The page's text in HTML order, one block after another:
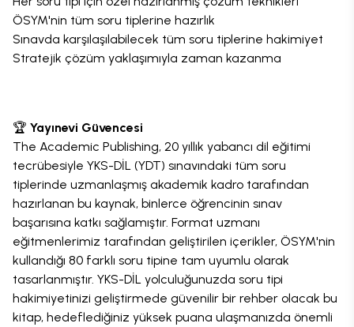
ÖSYM'nin tüm soru tiplerine hazırlık
Sınavda karşılaşılabilecek tüm soru tiplerine hakimiyet
Stratejik çözüm yaklaşımıyla zaman kazanma
🏆 Yayınevi Güvencesi
The Academic Publishing, 20 yıllık yabancı dil eğitimi
tecrübesiyle YKS-DİL (YDT) sınavındaki tüm soru
tiplerinde uzmanlaşmış akademik kadro tarafından
hazırlanan bu kaynak, binlerce öğrencinin sınav
başarısına katkı sağlamıştır. Format uzmanı
eğitmenlerimiz tarafından geliştirilen içerikler, ÖSYM'nin
kullandığı 80 farklı soru tipine tam uyumlu olarak
tasarlanmıştır. YKS-DİL yolculuğunuzda soru tipi
hakimiyetinizi geliştirmede güvenilir bir rehber olacak bu
kitap, hedeflediğiniz yüksek puana ulaşmanızda önemli